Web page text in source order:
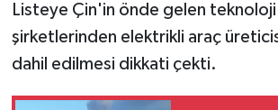
Listeye Çin'in önde gelen
şirketlerinden elektrikli araç
dahil edilmesi dikkati çekti.